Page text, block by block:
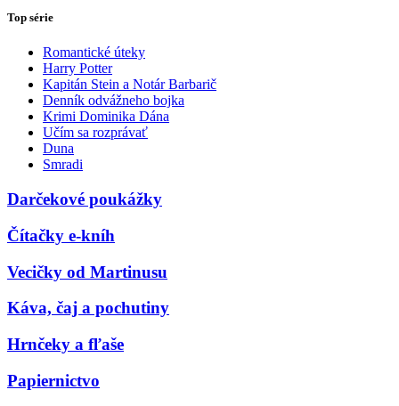
Top série
Romantické úteky
Harry Potter
Kapitán Stein a Notár Barbarič
Denník odvážneho bojka
Krimi Dominika Dána
Učím sa rozprávať
Duna
Smradi
Darčekové poukážky
Čítačky e-kníh
Vecičky od Martinusu
Káva, čaj a pochutiny
Hrnčeky a fľaše
Papiernictvo